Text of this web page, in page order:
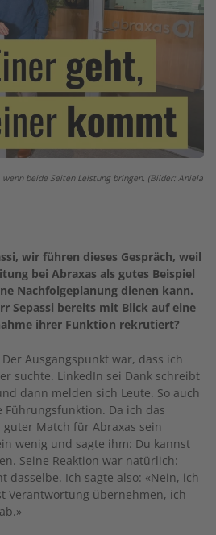
beide Seiten Leistung bringen. (Bilder: Aniela
wir führen dieses Gespräch, weil
bei Abraxas als gutes Beispiel
Nachfolgeplanung dienen kann.
Sepassi bereits mit Blick auf eine
ihrer Funktion rekrutiert?
Der Ausgangspunkt war, dass ich
suchte. LinkedIn sei Dank schreibt
dann melden sich Leute. So auch
Führungsfunktion. Da ich das
Match für Abraxas sein
wenig und sagte ihm: Du kannst
Seine Reaktion war natürlich:
dasselbe. Ich sagte also: «Nein, ich
Verantwortung übernehmen, ich